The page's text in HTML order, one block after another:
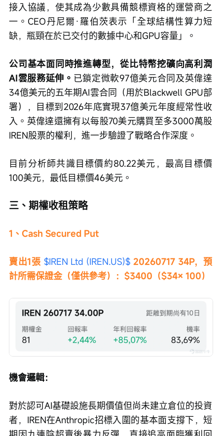
接入協議，使其成為少數具備競標資格的運營商之
一。CEO丹尼爾·羅伯茨表示「全球結構性算力短
缺，瓶頸在於已交付的數據中心和GPU容量」。
公司基本面同時推進轉型，從比特幣挖礦向高利潤
AI雲服務延伸。 已鎖定微軟97億美元合同及英偉達
34億美元的五年期AI雲合同（用於Blackwell GPU部
署），目標到2026年底實現37億美元年度經常性收
入。英偉達還擁有以每股70美元購買至多3000萬股
IREN股票的權利，進一步驗證了戰略合作深度。
目前分析師共識目標價約80.22美元，最高目標價
100美元，最低目標價46美元。
三、期權收租策略
1、Cash Secured Put
賣出1張 $IREN Ltd (IREN.US)$ 20260717 34P，預
計所需保證金（僅供參考）：$3400（$34× 100）
機會邏輯：
對於認可AI基礎設施長期價值但尚未建立倉位的投資
者，IREN在Anthropic招標入圍的基本面支撐下，短